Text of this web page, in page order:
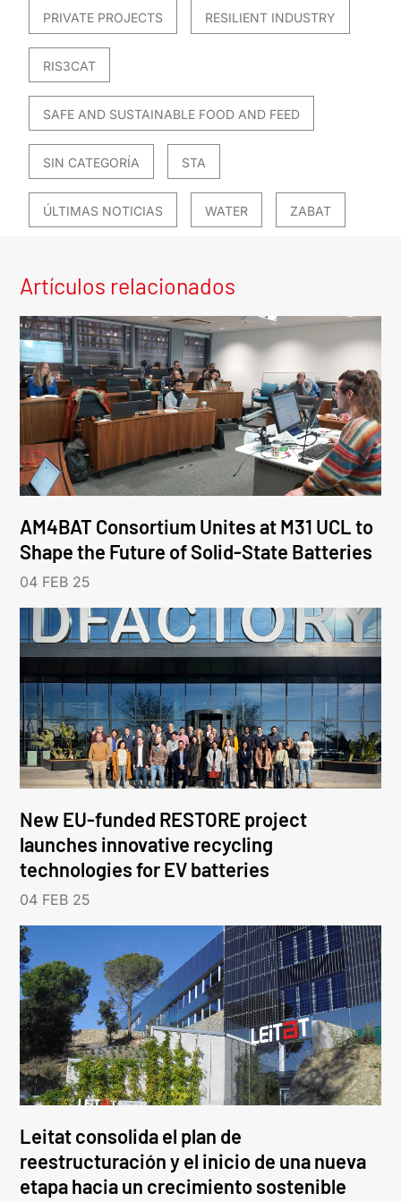
PRIVATE PROJECTS RESILIENT INDUSTRY
RIS3CAT
SAFE AND SUSTAINABLE FOOD AND FEED
SIN CATEGORÍA STA
ÚLTIMAS NOTICIAS WATER ZABAT
Artículos relacionados
AM4BAT Consortium Unites at M31 UCL to
Shape the Future of Solid-State Batteries
04 FEB 25
New EU-funded RESTORE project
launches innovative recycling
technologies for EV batteries
04 FEB 25
Leitat consolida el plan de
reestructuración y el inicio de una nueva
etapa hacia un crecimiento sostenible